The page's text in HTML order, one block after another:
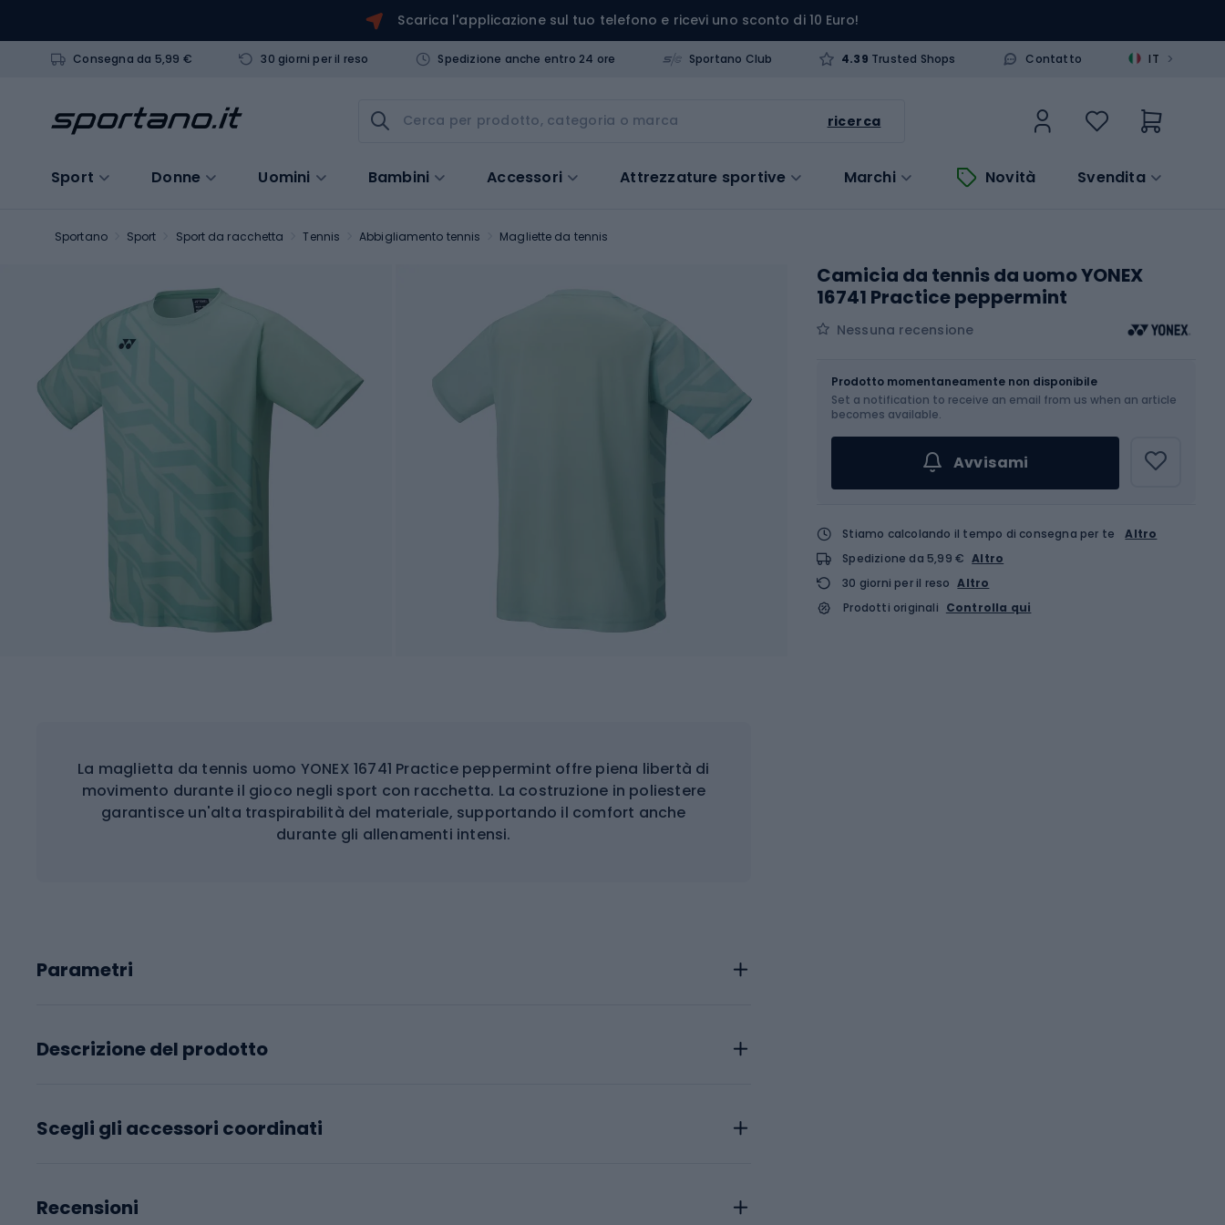
Scarica l'applicazione sul tuo telefono e ricevi uno sconto di 10 Euro!
Consegna da 5,99 € 30 giorni per il reso Spedizione anche entro 24 ore Sportano Club 4.39 Trusted Shops Contatto IT >
ricerca
Sport Donne Uomini Bambini Accessori Attrezzature sportive Marchi Novità Svendita
Sportano Sport Sport da racchetta Tennis Abbigliamento tennis Magliette da tennis
La maglietta da tennis uomo YONEX 16741 Practice peppermint offre piena libertà di
movimento durante il gioco negli sport con racchetta. La costruzione in poliestere
garantisce un'alta traspirabilità del materiale, supportando il comfort anche
durante gli allenamenti intensi.
Parametri
Descrizione del prodotto
Scegli gli accessori coordinati
Recensioni
Camicia da tennis da uomo YONEX
16741 Practice peppermint
Nessuna recensione
Scegli un'opzione...
Prodotto momentaneamente non disponibile
Set a notification to receive an email from us when an article
becomes available.
Avvisami
Stiamo calcolando il tempo di consegna per te
Altro
Spedizione da 5,99 € Altro
30 giorni per il reso Altro
Prodotti originali Controlla qui